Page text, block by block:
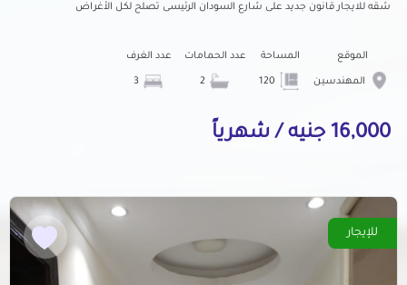
شقه للايجار قانون جديد على شارع السودان الرئيسى تصلح لكل الأغراض
الموقع
المهندسين
المساحة عدد الحمامات عدد الغرف
16,000 جنيه / شهرياً
للإيجار